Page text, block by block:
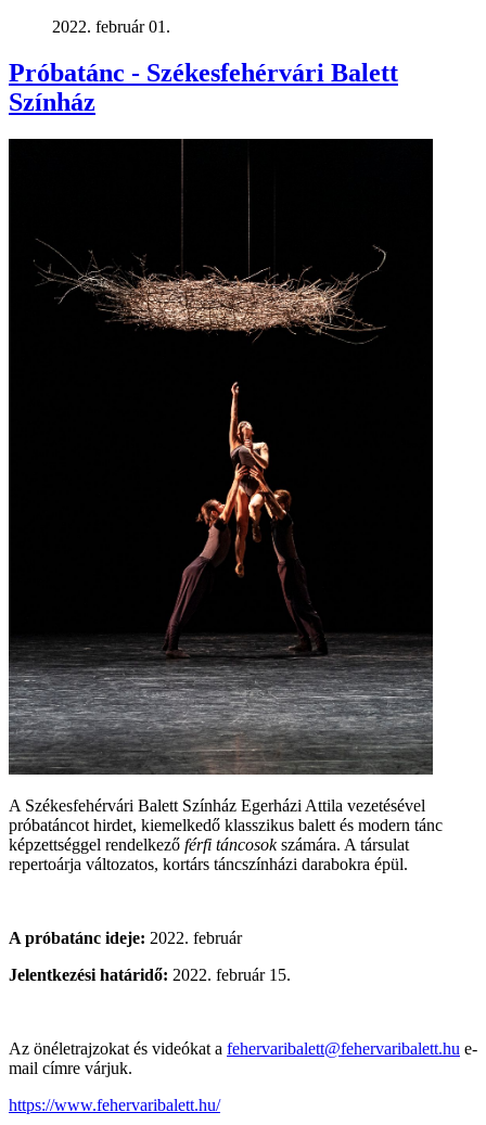
2022. február 01.
Próbatánc - Székesfehérvári Balett
Színház
A Székesfehérvári Balett Színház Egerházi Attila vezetésével
próbatáncot hirdet, kiemelkedő klasszikus balett és modern tánc
képzettséggel rendelkező férfi táncosokszámára. A társulat
repertoárja változatos, kortárs táncszínházi darabokra épül.
A próbatánc ideje: 2022. február
Jelentkezési határidő: 2022. február 15.
Az önéletrajzokat és videókat a fehervaribalett@fehervaribalett.hu e-
mail címre várjuk.
https://www.fehervaribalett.hu/